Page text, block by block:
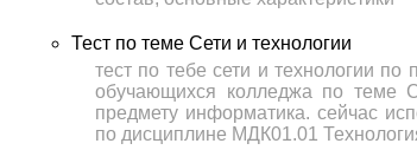
Тест по теме Сети и технологии
тест по тебе сети и технологии
обучающихся колледжа по теме
предмету информатика. сейчас
по дисциплине МДК01.01